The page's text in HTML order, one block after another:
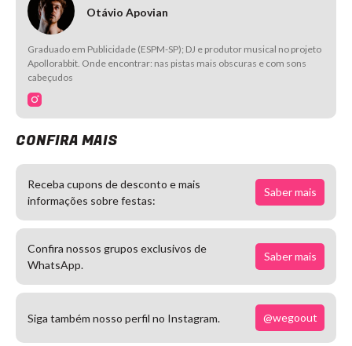
Otávio Apovian
Graduado em Publicidade (ESPM-SP); DJ e produtor musical no projeto
Apollorabbit. Onde encontrar: nas pistas mais obscuras e com sons
cabeçudos
CONFIRA MAIS
Receba cupons de desconto e mais
informações sobre festas:
Saber mais
Confira nossos grupos exclusivos de
WhatsApp.
Saber mais
Siga também nosso perfil no Instagram. @wegoout